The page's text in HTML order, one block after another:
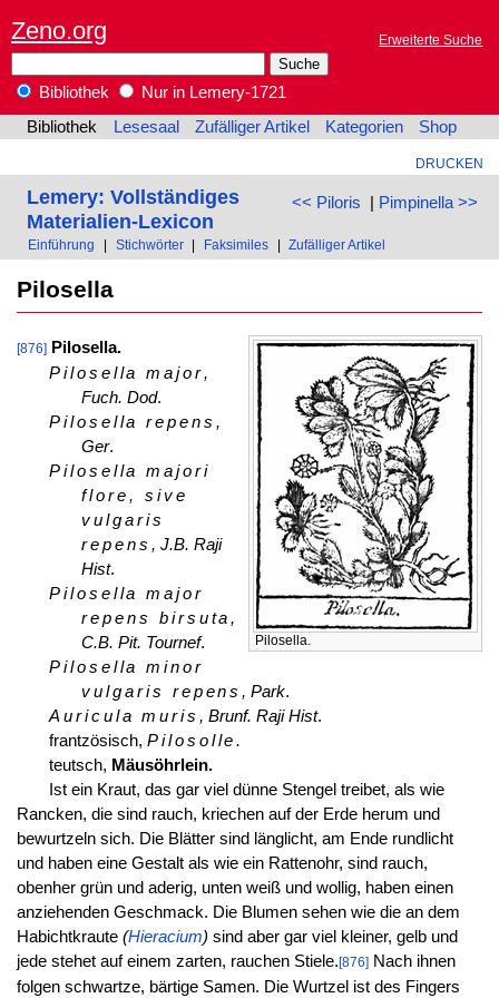
Zeno.org Erweiterte Suche
Bibliothek
Nur in Lemery-1721
Bibliothek
Lesesaal Zufälliger Artikel Kategorien Shop
DRUCKEN
<< Piloris | Pimpinella >>
Lemery: Vollständiges
Materialien-Lexicon
Einführung Stichwörter Faksimiles Zufälliger Artikel
Pilosella
Pilosella.
[876]
Pilosella.
Pilosella major,
Fuch. Dod.
Pilosella repens ,
Ger.
Pilosella majori
flore, sive
vulgaris
repens , J.B. Raji
Hist.
Pilosella major
repens birsuta,
C.B. Pit. Tournef.
Pilosella minor
vulgaris repens, Park.
Auricula muris, Brunf. Raji Hist.
frantzösisch, Pilosolle.
teutsch, Mäusöhrlein.
Ist ein Kraut, das gar viel dünne Stengel treibet, als wie
Rancken, die sind rauch, kriechen auf der Erde herum und
bewurtzeln sich. Die Blätter sind länglicht, am Ende rundlicht
und haben eine Gestalt als wie ein Rattenohr, sind rauch,
obenher grün und aderig, unten weiß und wollig, haben einen
anziehenden Geschmack. Die Blumen sehen wie die an dem
Habichtkraute (Hieracium) sind aber gar viel kleiner, gelb und
jede stehet auf einem zarten, rauchen Stiele. [876]Nach ihnen
folgen schwartze, bärtige Samen. Die Wurtzel ist des Fingers